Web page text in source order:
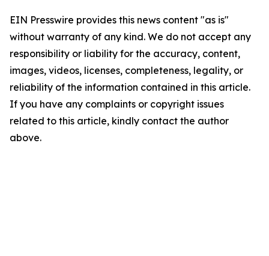
EIN Presswire provides this news content "as is"
without warranty of any kind. We do not accept any
responsibility or liability for the accuracy, content,
images, videos, licenses, completeness, legality, or
reliability of the information contained in this article.
If you have any complaints or copyright issues
related to this article, kindly contact the author
above.